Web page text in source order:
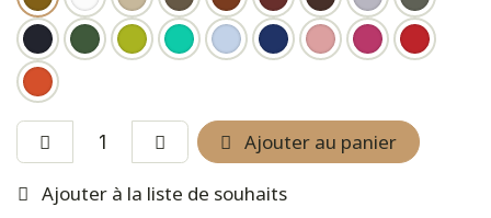
Ajouter au panier
Ajouter à la liste de souhaits